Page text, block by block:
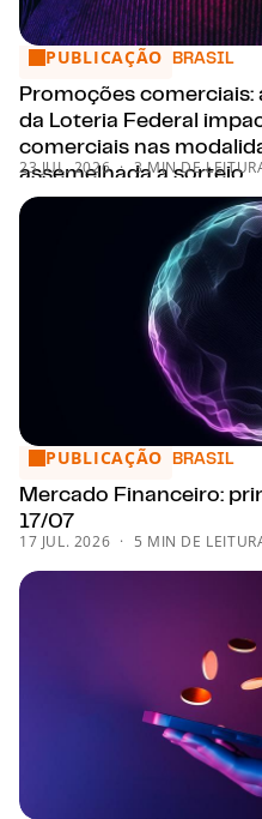
Promoções comerciais:
PUBLICAÇÃO BRASIL
Promoções
da Loteria Federal
comerciais nas
assemelhada a sorteio
23 JUL. 2026 3 MIN DE
Mercado Financeiro:
PUBLICAÇÃO BRASIL
Mercado Financeiro:
17/07
17 JUL. 2026 5 MIN DE